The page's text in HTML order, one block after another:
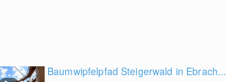
Baumwipfelpfad Steigerwald in Ebrach...